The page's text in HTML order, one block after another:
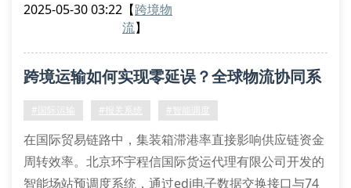
货运代理有限公司基于智能配载算法与贸易合规数据
运输成本控制：通过货量聚合模型实现海运拼箱优化，
单票货物节省12-18%运输支
2025-05-30 03:22 【跨境物
流】
跨境运输如何实现零延误？全球物流协同系
统解密
#国际运输 #报关系统 #智能调度
在国际贸易链路中，集装箱滞港率直接影响供应链资金
周转效率。北京环宇程信国际货运代理有限公司开发的
智能场站预调度系统，通过edi电子数据交换接口与74